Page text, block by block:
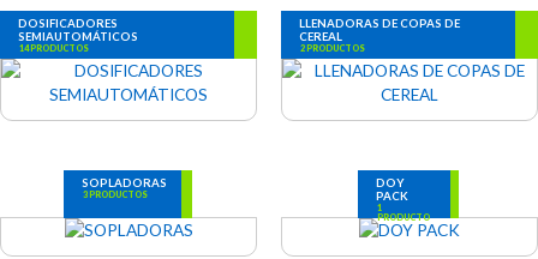
DOSIFICADORES
SEMIAUTOMÁTICOS
14 PRODUCTOS
LLENADORAS DE COPAS DE
CEREAL
2 PRODUCTOS
SOPLADORAS
3 PRODUCTOS
DOY
PACK
1
PRODUCTO